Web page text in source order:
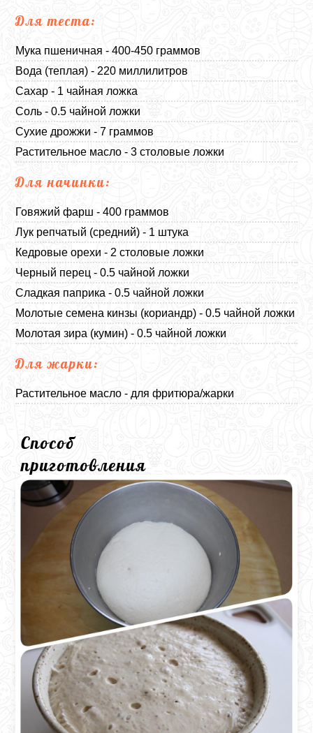
Для теста:
Мука пшеничная - 400-450 граммов
Вода (теплая) - 220 миллилитров
Сахар - 1 чайная ложка
Соль - 0.5 чайной ложки
Сухие дрожжи - 7 граммов
Растительное масло - 3 столовые ложки
Для начинки:
Говяжий фарш - 400 граммов
Лук репчатый (средний) - 1 штука
Кедровые орехи - 2 столовые ложки
Черный перец - 0.5 чайной ложки
Сладкая паприка - 0.5 чайной ложки
Молотые семена кинзы (кориандр) - 0.5 чайной ложки
Молотая зира (кумин) - 0.5 чайной ложки
Для жарки:
Растительное масло - для фритюра/жарки
Способ
приготовления